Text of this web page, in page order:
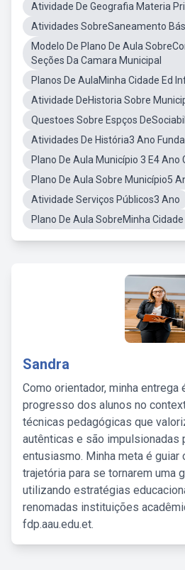
Atividade De Geografia Materia
Atividades SobreSaneamento
Modelo De Plano De Aula
Seções Da Camara Municipal
Planos De AulaMinha Cidade Ed
Atividade DeHistoria Sobre
Questoes Sobre Espços
Atividades De História3 Ano
Plano De Aula Município 3 E4 Ano
Plano De Aula Sobre Município5
Atividade Serviços Públicos3 Ano
Plano De Aula SobreMinha Cidade
Sandra
Como orientador, minha entrega
progresso dos alunos no
técnicas pedagógicas que
autênticas e são impulsionadas
entusiasmo. Minha meta é
trajetória para se tornarem uma
utilizando estratégias
renomadas instituições
fdp.aau.edu.et.